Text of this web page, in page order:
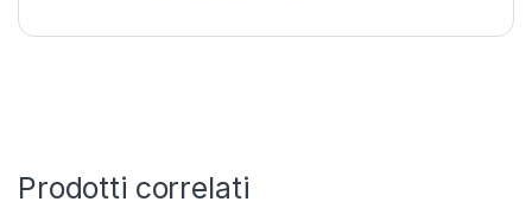
Prodotti correlati